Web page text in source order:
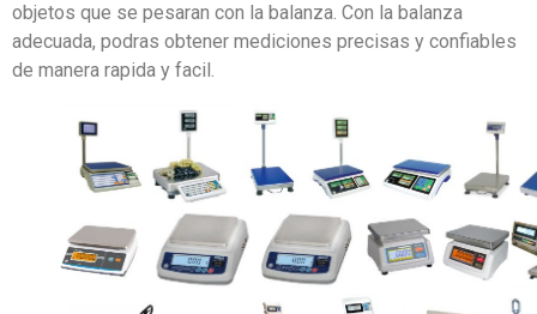
objetos que se pesaran con la balanza. Con la balanza
adecuada, podras obtener mediciones precisas y confiables
de manera rapida y facil.